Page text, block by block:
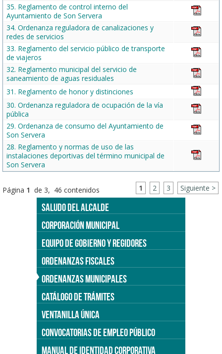
35. Reglamento de control interno del
Ayuntamiento de Son Servera
34. Ordenanza reguladora de canalizaciones y
redes de servicios
33. Reglamento del servicio público de transporte
de viajeros
32. Reglamento municipal del servicio de
saneamiento de aguas residuales
31. Reglamento de honor y distinciones
30. Ordenanza reguladora de ocupación de la vía
pública
29. Ordenanza de consumo del Ayuntamiento de
Son Servera
28. Reglamento y normas de uso de las
instalaciones deportivas del término municipal de
Son Servera
Página 1 de 3, 46 contenidos 1 2 3 Siguiente >
SALUDO DEL ALCALDE
CORPORACIÓN MUNICIPAL
EQUIPO DE GOBIERNO Y REGIDORES
ORDENANZAS FISCALES
ORDENANZAS MUNICIPALES
CATÁLOGO DE TRÁMITES
VENTANILLA ÚNICA
CONVOCATORIAS DE EMPLEO PÚBLICO
MANUAL DE IDENTIDAD CORPORATIVA